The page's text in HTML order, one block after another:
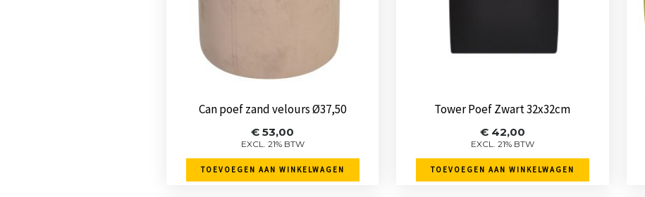
Can poef zand velours Ø37,50
€ 53,00
EXCL. 21% BTW
TOEVOEGEN AAN WINKELWAGEN
Tower Poef Zwart 32x32cm
€42,00
EXCL. 21% BTW
TOEVOEGEN AAN WINKELWAGEN